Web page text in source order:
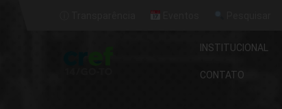
INSTITUCIONAL
CONTATO